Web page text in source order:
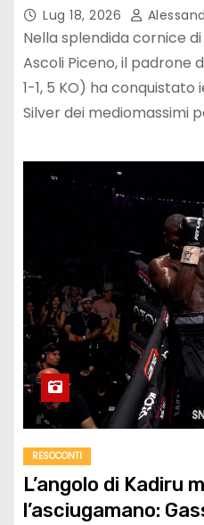
Lug 18, 2026
Nella splendida cornice
Ascoli Piceno, il padrone
1-1, 5 KO) ha conquistato
Silver dei mediomassimi
RESOCONTI
L’angolo di Kadiru
l’asciugamano: